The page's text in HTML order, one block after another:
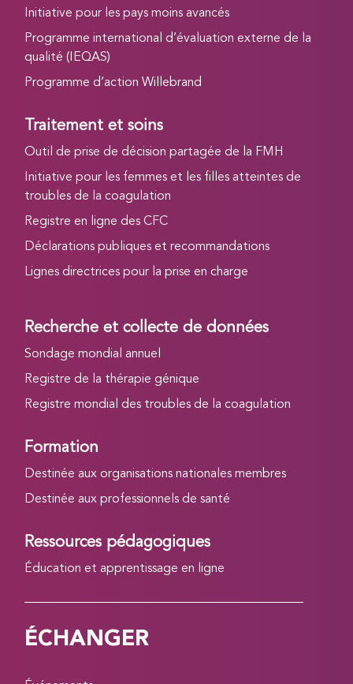
Initiative pour les pays moins avancés
Programme international d’évaluation externe de la
qualité (IEQAS)
Programme d’action Willebrand
Traitement et soins
Outil de prise de décision partagée de la FMH
Initiative pour les femmes et les filles atteintes de
troubles de la coagulation
Registre en ligne des CFC
Déclarations publiques et recommandations
Lignes directrices pour la prise en charge
Recherche et collecte de données
Sondage mondial annuel
Registre de la thérapie génique
Registre mondial des troubles de la coagulation
Formation
Destinée aux organisations nationales membres
Destinée aux professionnels de santé
Ressources pédagogiques
Éducation et apprentissage en ligne
ÉCHANGER